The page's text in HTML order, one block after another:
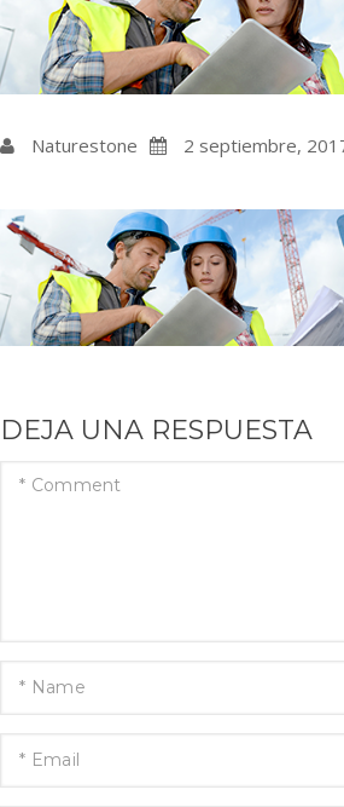
Naturestone 2 septiembre,
DEJA UNA RESPUESTA